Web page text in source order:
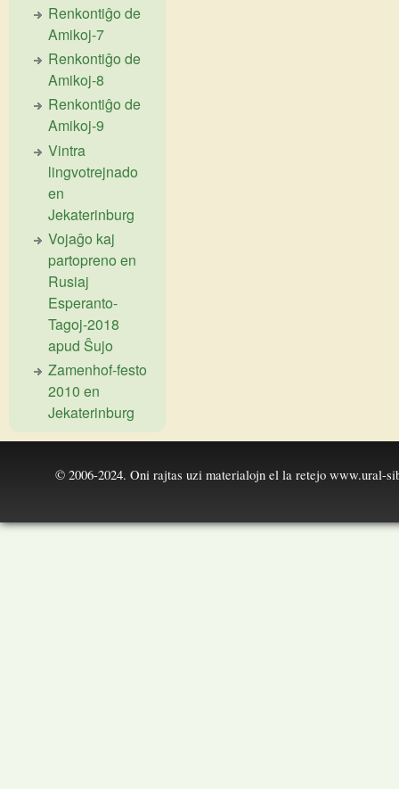
Renkontiĝo de
Amikoj-7
Renkontiĝo de
Amikoj-8
Renkontiĝo de
Amikoj-9
Vintra
lingvotrejnado
en
Jekaterinburg
Vojaĝo kaj
partopreno en
Rusiaj
Esperanto-
Tagoj-2018
apud Ŝujo
Zamenhof-festo
2010 en
Jekaterinburg
© 2006-2024. Oni rajtas uzi materialojn el la retejo www.ural-